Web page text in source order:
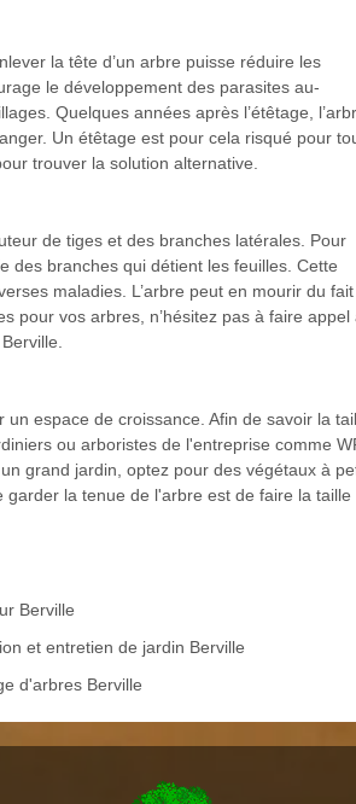
la tête d’un arbre puisse réduire les
le développement des parasites au-
Quelques années après l’étêtage,
Un étêtage est pour cela risqué pour
trouver la solution alternative.
de tiges et des branches latérales. Pour
des branches qui détient les feuilles. Cette
maladies. L’arbre peut en mourir du fait
pour vos arbres, n’hésitez pas à faire appel
espace de croissance. Afin de savoir la
ou arboristes de l'entreprise comme
grand jardin, optez pour des végétaux à
la tenue de l'arbre est de faire la taille
Berville
et entretien de jardin Berville
d'arbres Berville